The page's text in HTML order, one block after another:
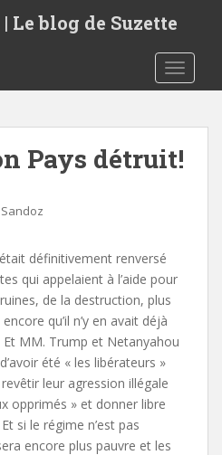
Le blog de Suzette
Pays détruit!
définitivement renversé
qui appelaient à l’aide pour
de la destruction, plus
qu’il n’y en avait déjà
MM. Trump et Netanyahou
été « les libérateurs »
leur agression illégale
opprimés » et donner libre
si le régime n’est pas
encore plus pauvre et les